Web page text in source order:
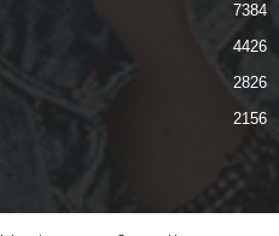
7384
4426
2826
2156